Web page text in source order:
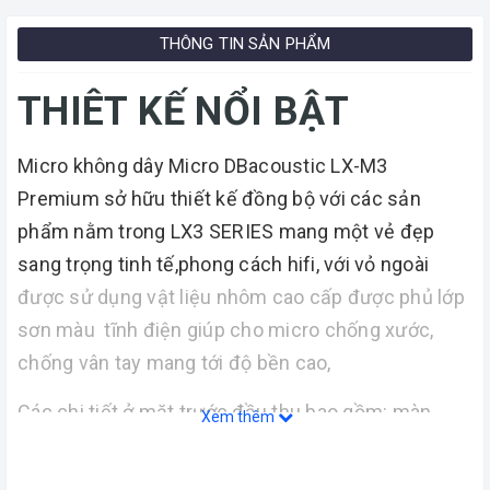
THÔNG TIN SẢN PHẨM
THIÊT KẾ NỔI BẬT
Micro không dây Micro DBacoustic LX-M3
Premium sở hữu thiết kế đồng bộ với các sản
phẩm nằm trong LX3 SERIES mang một vẻ đẹp
sang trọng tinh tế,phong cách hifi, với vỏ ngoài
được sử dụng vật liệu nhôm cao cấp được phủ lớp
sơn màu tĩnh điện giúp cho micro chống xước,
chống vân tay mang tới độ bền cao,
Các chi tiết ở mặt trước đầu thu bao gồm: màn
Xem thêm